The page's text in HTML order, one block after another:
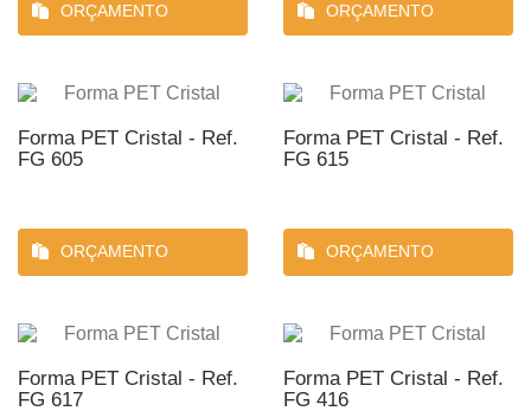
ORÇAMENTO ORÇAMENTO
Forma PET Cristal - Ref.
FG 605
ORÇAMENTO
Forma PET Cristal - Ref.
FG 615
ORÇAMENTO
Forma PET Cristal - Ref.
FG 617
Forma PET Cristal - Ref.
FG 416